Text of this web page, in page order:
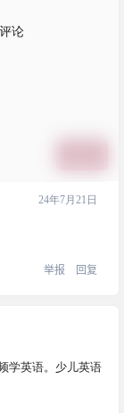
论
24年7月21日
举报 回复
学英语。少儿英语